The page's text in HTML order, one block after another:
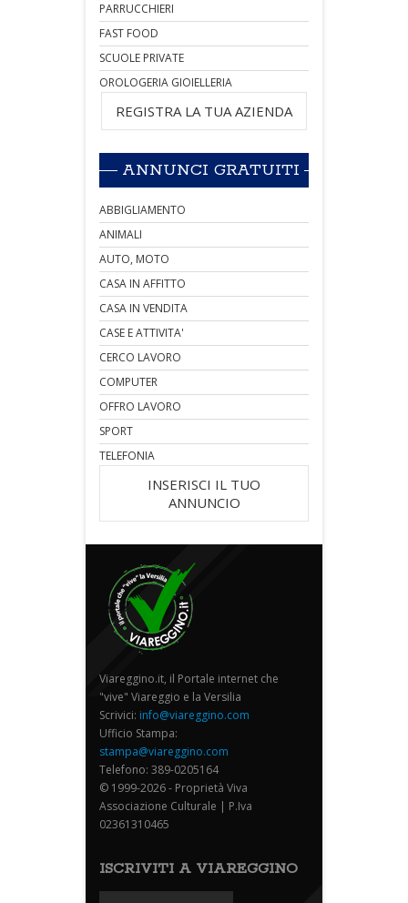
PARRUCCHIERI
FAST FOOD
SCUOLE PRIVATE
OROLOGERIA GIOIELLERIA
REGISTRA LA TUA AZIENDA
ANNUNCI GRATUITI
ABBIGLIAMENTO
ANIMALI
AUTO, MOTO
CASA IN AFFITTO
CASA IN VENDITA
CASE E ATTIVITA'
CERCO LAVORO
COMPUTER
OFFRO LAVORO
SPORT
TELEFONIA
INSERISCI IL TUO
ANNUNCIO
Viareggino.it, il Portale internet che
"vive" Viareggio e la Versilia
Scrivici: info@viareggino.com
Ufficio Stampa:
stampa@viareggino.com
Telefono: 389-0205164
© 1999-2026 - Proprietà Viva
Associazione Culturale | P.Iva
02361310465
ISCRIVITI A VIAREGGINO